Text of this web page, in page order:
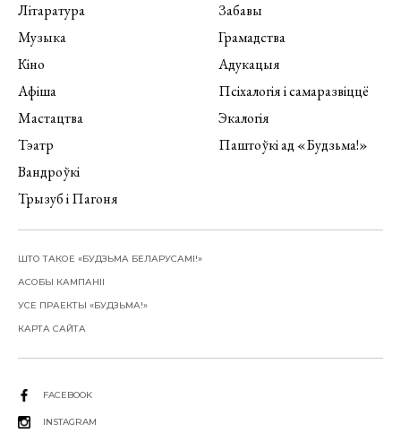
Літаратура
Музыка
Кіно
Афіша
Мастацтва
Тэатр
Вандроўкі
Трызуб і Пагоня
Забавы
Грамадства
Адукацыя
Псіхалогія і самаразвіццё
Экалогія
Паштоўкі ад «Будзьма!»
ШТО ТАКОЕ «БУДЗЬМА БЕЛАРУСАМІ!»
АСОБЫ КАМПАНІІ
УСЕ ПРАЕКТЫ «БУДЗЬМА!»
КАРТА САЙТА
FACEBOOK
INSTAGRAM